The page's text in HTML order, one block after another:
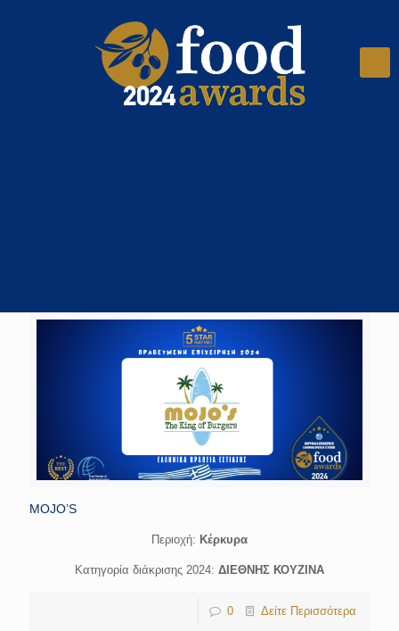
MOJO’S
Περιοχή: Κέρκυρα
Κατηγορία διάκρισης 2024: ΔΙΕΘΝΗΣ ΚΟΥΖΙΝΑ
0 Δείτε Περισσότερα